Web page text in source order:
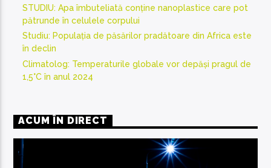
STUDIU: Apa îmbuteliată conține nanoplastice care pot
pătrunde în celulele corpului
Studiu: Populația de păsărilor pradătoare din Africa este
în declin
Climatolog: Temperaturile globale vor depăși pragul de
1,5°C în anul 2024
ACUM ÎN DIRECT